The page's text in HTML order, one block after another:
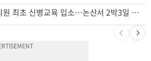
천하람, 현역 의원 최초 신병교육 입소…논산서 2박3일 생활